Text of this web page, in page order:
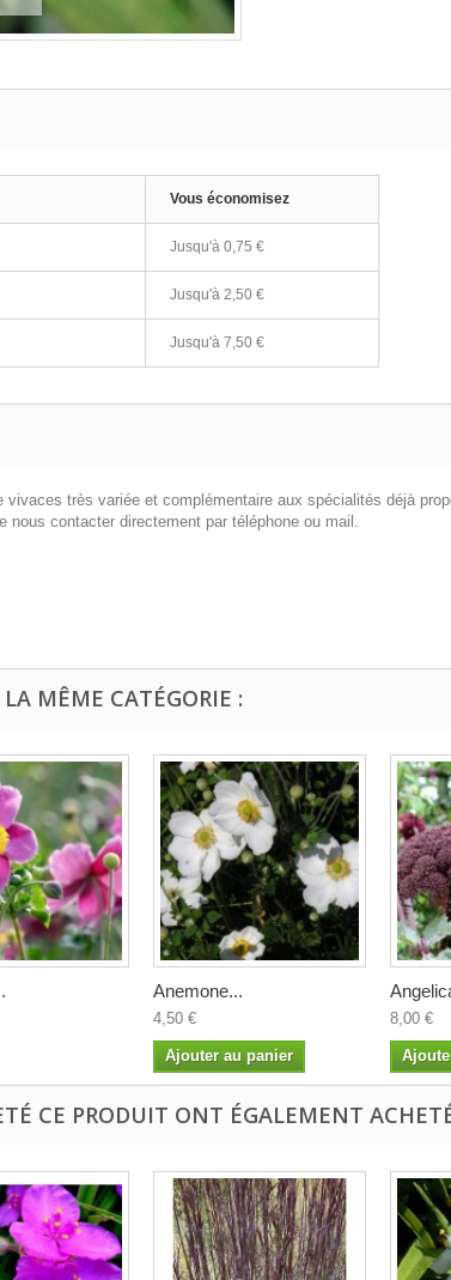
Vous économisez
Jusqu'à 0,75 €
Jusqu'à 2,50 €
Jusqu'à 7,50 €
vivaces très variée et complémentaire aux spécialités déjà
contacter directement par téléphone ou mail.
MÊME CATÉGORIE :
Anemone...
4,50 €
Ajouter au panier
8,00 €
CE PRODUIT ONT ÉGALEMENT